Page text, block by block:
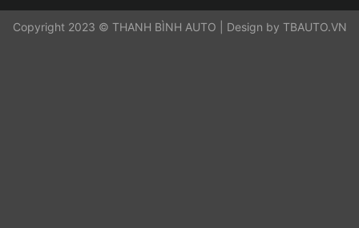
Copyright 2023 © THANH BÌNH AUTO | Design by TBAUTO.VN